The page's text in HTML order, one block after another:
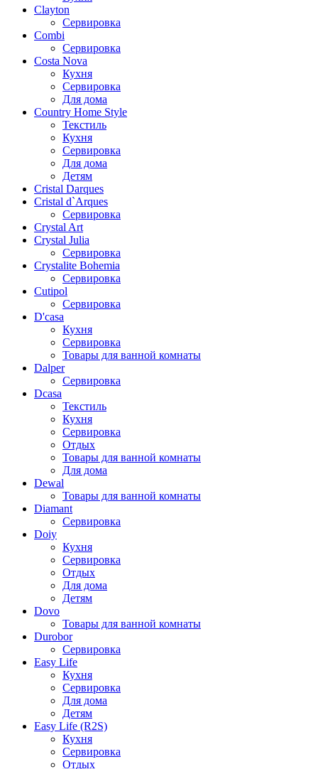
Clayton
Сервировка
Combi
Сервировка
Costa Nova
Кухня
Сервировка
Для дома
Country Home Style
Текстиль
Кухня
Сервировка
Для дома
Детям
Cristal Darques
Cristal d`Arques
Сервировка
Crystal Art
Crystal Julia
Сервировка
Crystalite Bohemia
Сервировка
Cutipol
Сервировка
D'casa
Кухня
Сервировка
Товары для ванной комнаты
Dalper
Сервировка
Dcasa
Текстиль
Кухня
Сервировка
Отдых
Товары для ванной комнаты
Для дома
Dewal
Товары для ванной комнаты
Diamant
Сервировка
Doiy
Кухня
Сервировка
Отдых
Для дома
Детям
Dovo
Товары для ванной комнаты
Durobor
Сервировка
Easy Life
Кухня
Сервировка
Для дома
Детям
Easy Life (R2S)
Кухня
Сервировка
Отдых